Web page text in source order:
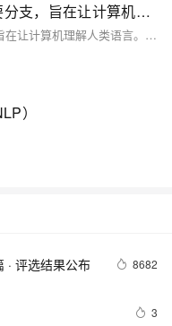
自然语言处理（NLP）是AI的重要分支，旨在让计算机理解人类语言
自然语言处理（NLP）是AI的重要分支，旨在让计算机理解人类语言。本文探讨了深度学习在NLP中的应用，包括其基本任务、优势、常见模型及具体案例，如文本分类、情感分析等，并讨论了Python的相关工具和库，以及面临的挑战和未来趋势。
）
· 评选结果公布 8682
3